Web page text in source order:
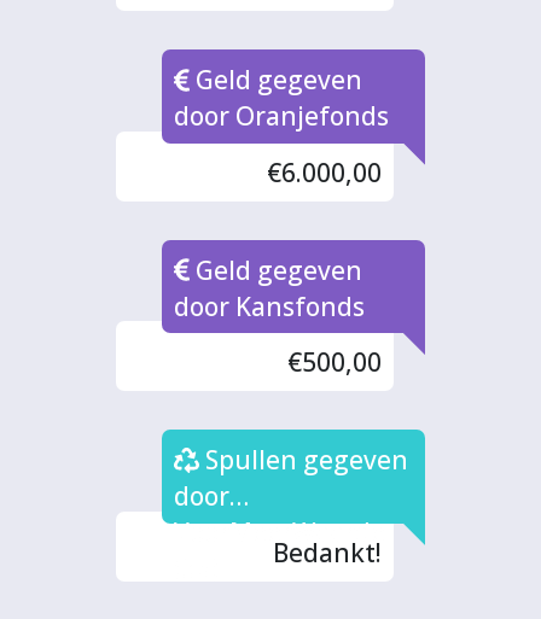
Geld gegeven
door Oranjefonds
€6.000,00
Geld gegeven
door Kansfonds
€500,00
Spullen gegeven
door
VoorMeerWaarde
Bedankt!